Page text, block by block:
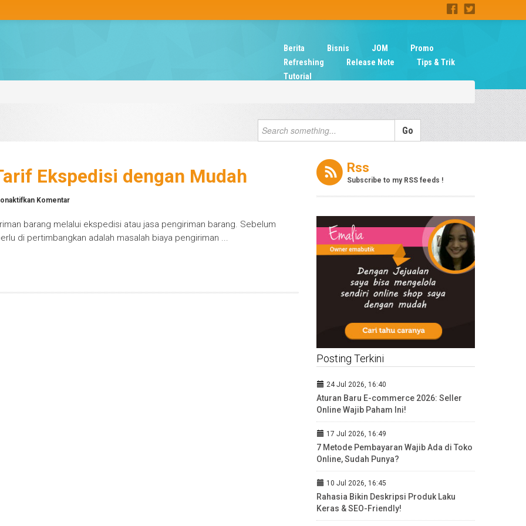
Berita Bisnis JOM
Promo
Refreshing
Release Note
Tips & Trik
Tutorial
Ekspedisi dengan Mudah
pada
Menentukan
Tarif
Komentar
barang melalui ekspedisi atau jasa pengiriman barang. Sebelum
di pertimbangkan adalah masalah biaya pengiriman ...
Rss
Subscribe to my RSS feeds !
Posting Terkini
24 Jul 2026, 16:40
Aturan Baru E-commerce 2026: Seller
Online Wajib Paham Ini!
17 Jul 2026, 16:49
7 Metode Pembayaran Wajib Ada di Toko
Online, Sudah Punya?
10 Jul 2026, 16:45
Rahasia Bikin Deskripsi Produk Laku
Keras & SEO-Friendly!